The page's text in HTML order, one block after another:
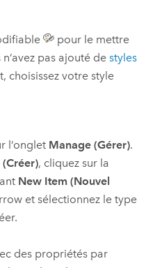
pour le mettre
pas ajouté de styles
choisissez votre style
l’onglet Manage (Gérer).
, cliquez sur la
New Item (Nouvel
et sélectionnez le type
des propriétés par